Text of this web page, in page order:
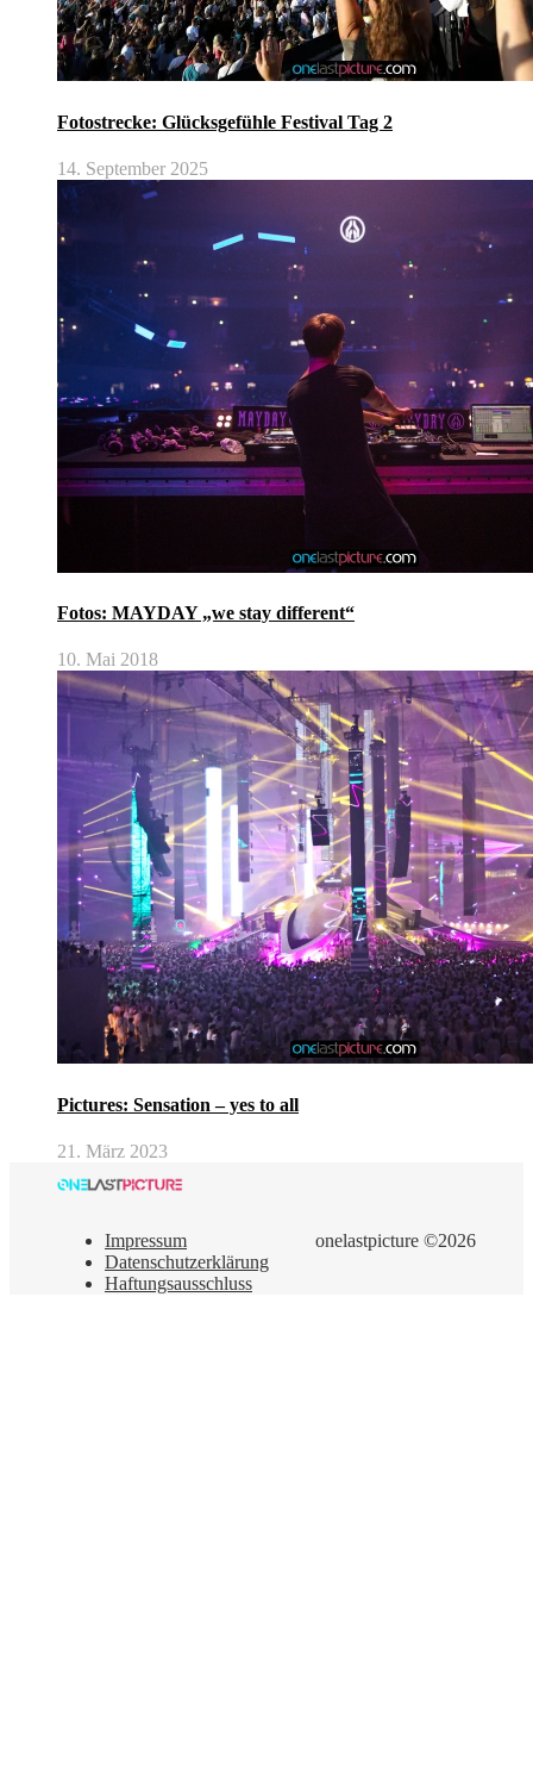
Fotostrecke: Glücksgefühle Festival Tag 2
14. September 2025
Fotos: MAYDAY „we stay different“
10. Mai 2018
Pictures: Sensation – yes to all
21. März 2023
onelastpicture ©2026
Impressum
Datenschutzerklärung
Haftungsausschluss